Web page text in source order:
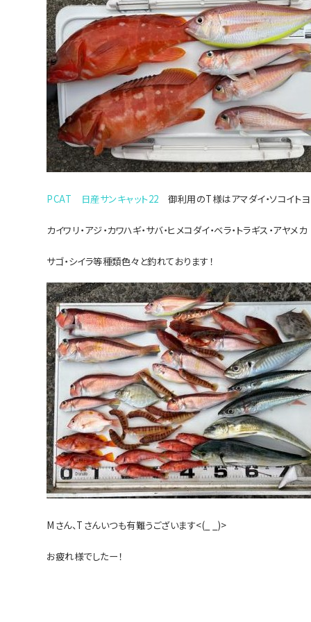
PCAT 日産サンキャット22 御利用のT様はアマダイ・ソコイトヨ
カイワリ・アジ・カワハギ・サバ・ヒメコダイ・ベラ・トラギス・アヤメカ
サゴ・シイラ等種類色々と釣れております！
Mさん、Tさんいつも有難うございます<(_ _)>
お疲れ様でしたー！